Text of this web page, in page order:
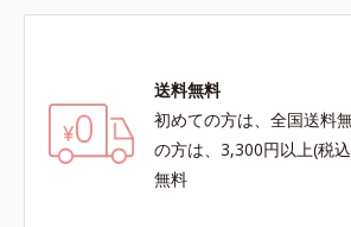
送料無料
初めての方は、全国送料
の方は、3,300円以上(税
無料